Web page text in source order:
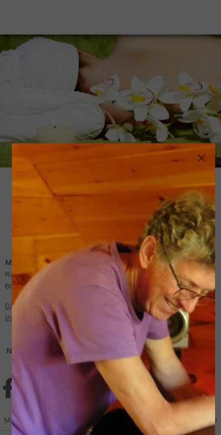
Contact
Massage zwolle
Rutbeek 15
8033BK Zwolle
038 8888803
info@massagesalonruud.nl
Neem contact op
Maandag 10:00 21:00
×